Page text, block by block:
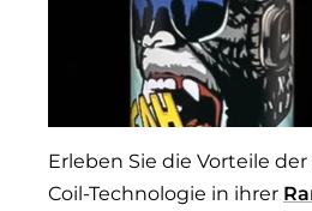
Erleben Sie die Vorteile
Coil-Technologie in ihrer